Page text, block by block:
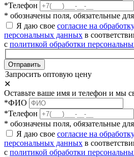
*Телефон
* обозначены поля, обязательные
Я даю свое согласие на
персональных данных в
с политикой обработки
Отправить
Запросить оптовую цену
✕
Оставьте ваше имя и телефон и мы
*ФИО
*Телефон
* обозначены поля, обязательные
Я даю свое согласие на
персональных данных в
с политикой обработки